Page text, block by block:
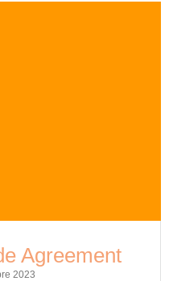
Agreement
2023